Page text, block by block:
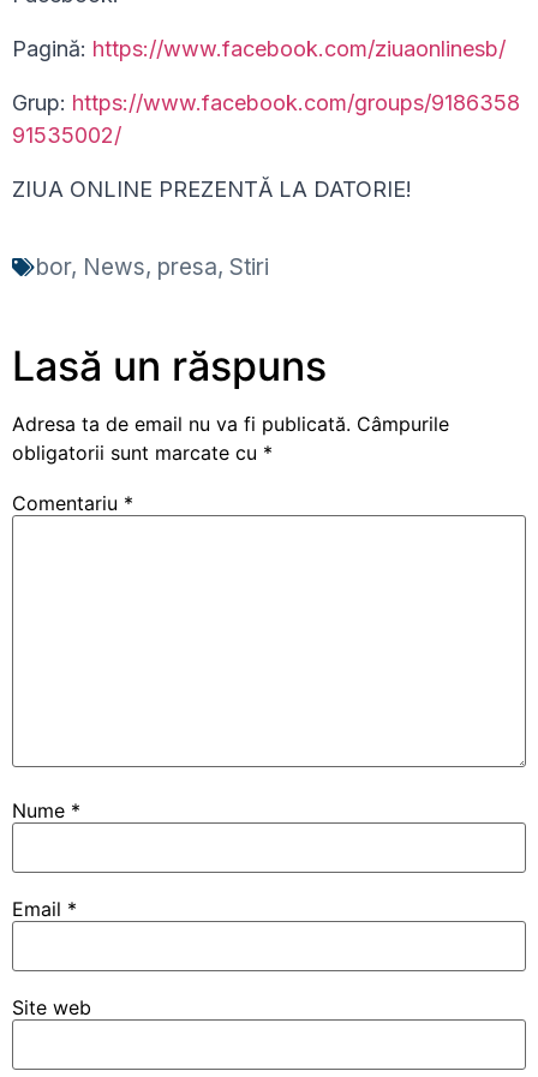
Pagină: https://www.facebook.com/ziuaonlinesb/
Grup: https://www.facebook.com/groups/9186358
91535002/
ZIUA ONLINE PREZENTĂ LA DATORIE!
bor, News, presa, Stiri
Lasă un răspuns
Adresa ta de email nu va fi publicată. Câmpurile
obligatorii sunt marcate cu *
Comentariu *
Nume *
Email *
Site web